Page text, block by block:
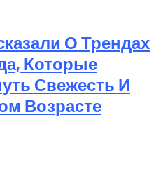
О Трендах
Которые
Свежесть И
Возрасте